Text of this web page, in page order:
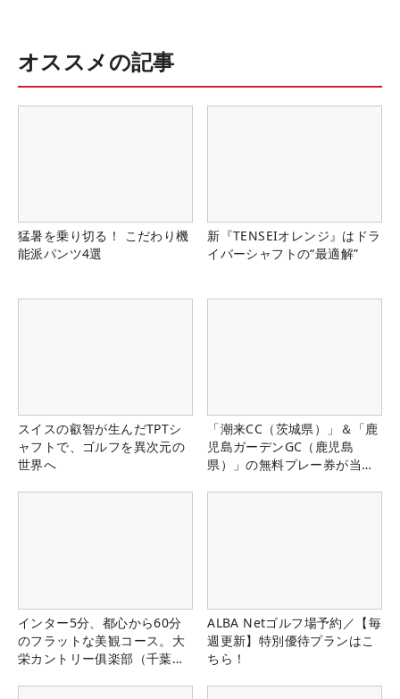
オススメの記事
猛暑を乗り切る！ こだわり機
能派パンツ4選
新『TENSEIオレンジ』はドラ
イバーシャフトの“最適解”
スイスの叡智が生んだTPTシ
ャフトで、ゴルフを異次元の
世界へ
「潮来CC（茨城県）」＆「鹿
児島ガーデンGC（鹿児島
県）」の無料プレー券が当た
インター5分、都心から60分
のフラットな美観コース。大
栄カントリー俱楽部（千葉
ALBA Netゴルフ場予約／【毎
週更新】特別優待プランはこ
ちら！